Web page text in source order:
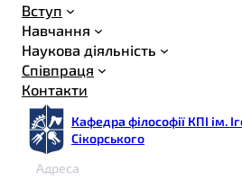
Вступ
Навчання
Наукова діяльність
Співпраця
Контакти
Кафедра філософії КПІ ім.
Сікорського
Адреса